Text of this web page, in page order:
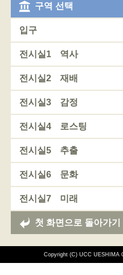
구역 선택
입구
전시실1 역사
전시실2 재배
전시실3 감정
전시실4 로스팅
전시실5 추출
전시실6 문화
전시실7 미래
첫 화면으로 돌아가기
Copyright (C) UCC UESHIMA